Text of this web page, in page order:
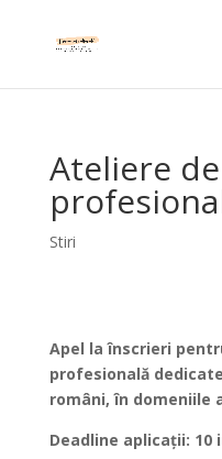
Ateliere
Stiri
Apel la înscrieri
profesională
români, în domeniile
Deadline aplicații: 10